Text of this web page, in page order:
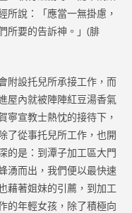
所說：「應當一無掛慮，
所要的告訴神。」(腓
附設托兒所承接工作，而
屋內就被陣陣紅豆湯香氣
寧宣教士熱忱的接待下，
了從事托兒所工作，也開
的是：到潭子加工區大門
湧而出，我們便以最快速
藉著姐妹的引薦，到加工
的年輕女孩，除了積極向